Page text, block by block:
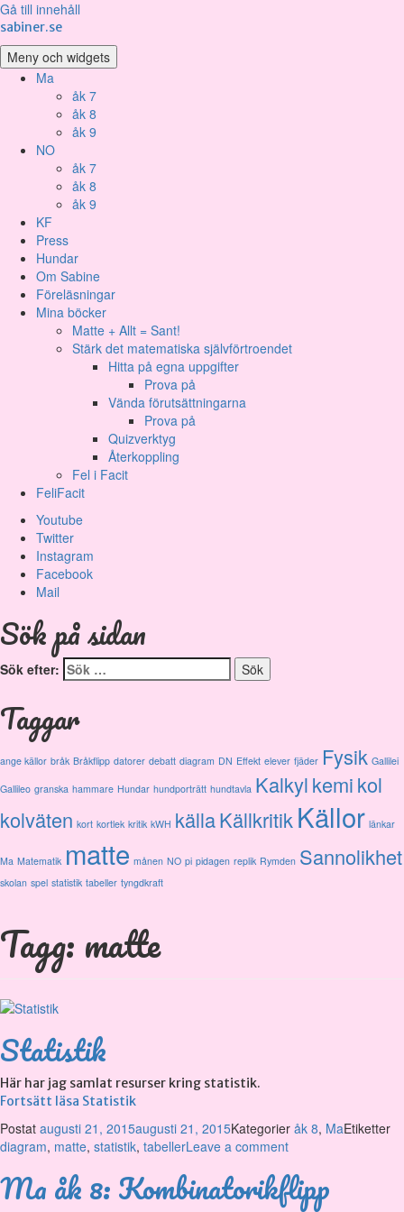
Gå till innehåll
sabiner.se
Meny och widgets
Ma
åk 7
åk 8
åk 9
NO
åk 7
åk 8
åk 9
KF
Press
Hundar
Om Sabine
Föreläsningar
Mina böcker
Matte + Allt = Sant!
Stärk det matematiska självförtroendet
Hitta på egna uppgifter
Prova på
Vända förutsättningarna
Prova på
Quizverktyg
Återkoppling
Fel i Facit
FeliFacit
Youtube
Twitter
Instagram
Facebook
Mail
Sök på sidan
Sök efter:
Taggar
ange källor bråk Bråkflipp datorer debatt diagram DN Effekt elever fjäder Fysik Gallilei
Gallileo granska hammare Hundar hundporträtt hundtavla Kalkylkemikol
kolväten kort kortlek kritik kWH källaKällkritikKällor länkar
Ma Matematik matte månen NO pi pidagen replik Rymden Sannolikhet
skolan spel statistik tabeller tyngdkraft
Tagg: matte
Statistik
Här har jag samlat resurser kring statistik.
Fortsätt läsa Statistik
Postat augusti 21, 2015augusti 21, 2015Kategorier åk 8, MaEtiketter
diagram, matte, statistik, tabellerLeave a comment
Ma åk 8: Kombinatorikflipp